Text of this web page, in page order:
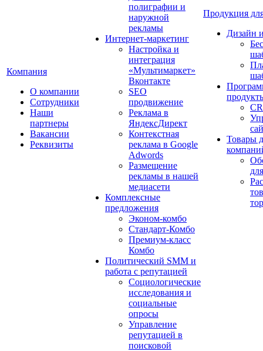
Компания
О компании
Сотрудники
Наши
партнеры
Вакансии
Реквизиты
полиграфии и
наружной
рекламы
Интернет-маркетинг
Настройка и
интеграция
«Мультимаркет»
Вконтакте
SEO
продвижение
Реклама в
ЯндексДирект
Контекстная
реклама в Google
Adwords
Размещение
рекламы в нашей
медиасети
Комплексные
предложения
Эконом-комбо
Стандарт-Комбо
Премиум-класс
Комбо
Политический SMM и
работа с репутацией
Социологические
исследования и
социальные
опросы
Управление
репутацией в
поисковой
Продукция
Дизайн
Товары